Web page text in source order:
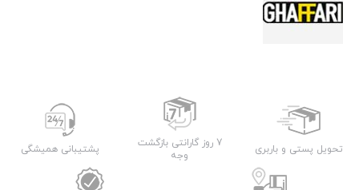
تحویل پستی و باربری
7 روز گارانتی بازگشت
وجه
پشتیبانی همیشگی